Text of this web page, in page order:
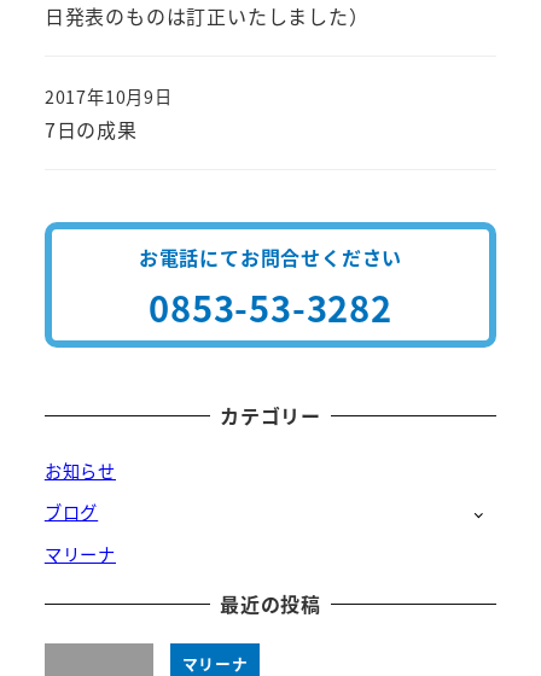
日発表のものは訂正いたしました）
7日の成果
投稿日
2017年10月9日
お電話にてお問合せください
0853-53-3282
カテゴリー
お知らせ
ブログ
マリーナ
最近の投稿
マリーナ